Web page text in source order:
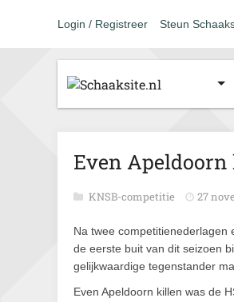
Login / Registreer Steun
Even
KNSB-competitie 27
Na twee competitienederlagen
de eerste buit van dit seizoen
gelijkwaardige tegenstander
Even Apeldoorn killen was de